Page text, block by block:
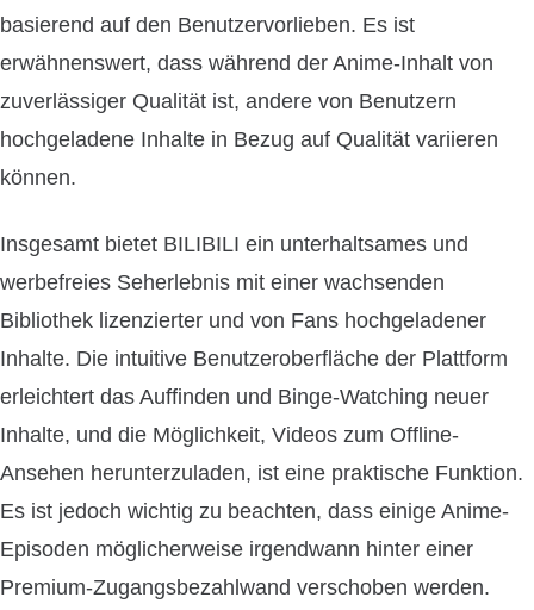
basierend auf den Benutzervorlieben. Es ist
erwähnenswert, dass während der Anime-Inhalt von
zuverlässiger Qualität ist, andere von Benutzern
hochgeladene Inhalte in Bezug auf Qualität variieren
können.
Insgesamt bietet BILIBILI ein unterhaltsames und
werbefreies Seherlebnis mit einer wachsenden
Bibliothek lizenzierter und von Fans hochgeladener
Inhalte. Die intuitive Benutzeroberfläche der Plattform
erleichtert das Auffinden und Binge-Watching neuer
Inhalte, und die Möglichkeit, Videos zum Offline-
Ansehen herunterzuladen, ist eine praktische Funktion.
Es ist jedoch wichtig zu beachten, dass einige Anime-
Episoden möglicherweise irgendwann hinter einer
Premium-Zugangsbezahlwand verschoben werden.